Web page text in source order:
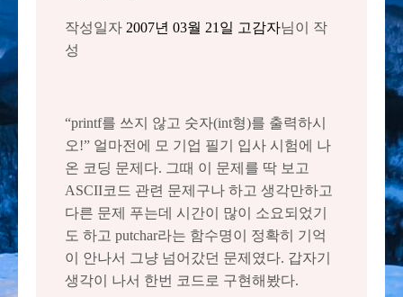
작성일자 2007년 03월 21일 고감자님이 작
성
“printf를 쓰지 않고 숫자(int형)를 출력하시
오!” 얼마전에 모 기업 필기 입사 시험에 나
온 코딩 문제다. 그때 이 문제를 딱 보고
ASCII코드 관련 문제구나 하고 생각만하고
다른 문제 푸는데 시간이 많이 소요되었기
도 하고 putchar라는 함수명이 정확히 기억
이 안나서 그냥 넘어갔던 문제였다. 갑자기
생각이 나서 한번 코드로 구현해봤다.